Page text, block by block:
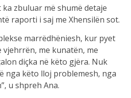
zbuluar më shumë detaje
raporti i saj me Xhensilën sot.
marrëdhëniesh, kur pyet
me kunatën, me
diçka në këto gjëra. Nuk
nga këto lloj problemesh, nga
u shpreh Ana.